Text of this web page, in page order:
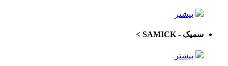
بیشتر
سمیک - SAMICK >
بیشتر